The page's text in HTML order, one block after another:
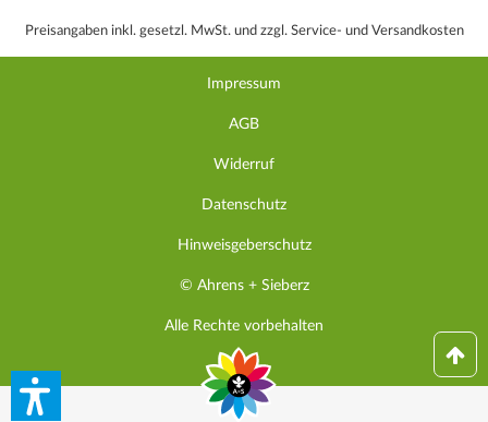
Preisangaben inkl. gesetzl. MwSt. und zzgl. Service- und Versandkosten
Impressum
AGB
Widerruf
Datenschutz
Hinweisgeberschutz
© Ahrens + Sieberz
Alle Rechte vorbehalten